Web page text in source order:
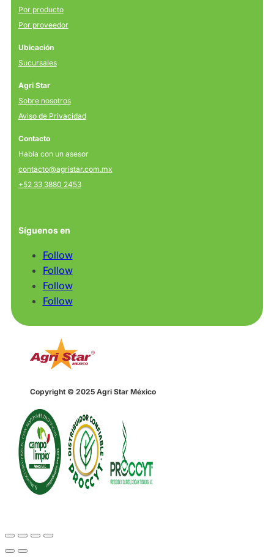
Por producto
Por proveedor
Ubicación
Sucursales
Agri Star
Sobre nosotros
Aviso de Privacidad
Contacto
Habla con un asesor
contacto@agristar.com.mx
+52 33 3880 2453
Síguenos en
Follow
Follow
Follow
Follow
Copyright © 2025 Agri Star México